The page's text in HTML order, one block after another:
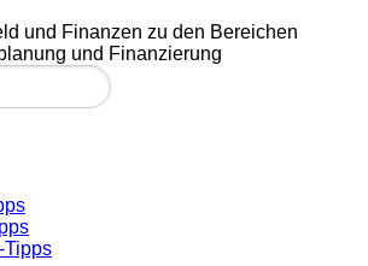
und Finanzen zu den Bereichen
und Finanzierung
Tipps